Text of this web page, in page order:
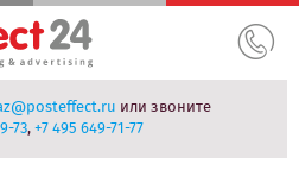
или звоните
73,+7 495 649-71-77